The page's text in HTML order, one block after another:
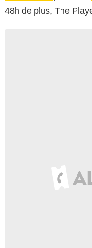
48h de plus, The